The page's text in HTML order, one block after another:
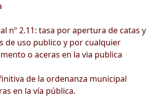
nº 2.11: tasa por apertura de catas y
de uso publico y por cualquier
o aceras en la via publica
de la ordenanza municipal
en la vía pública.